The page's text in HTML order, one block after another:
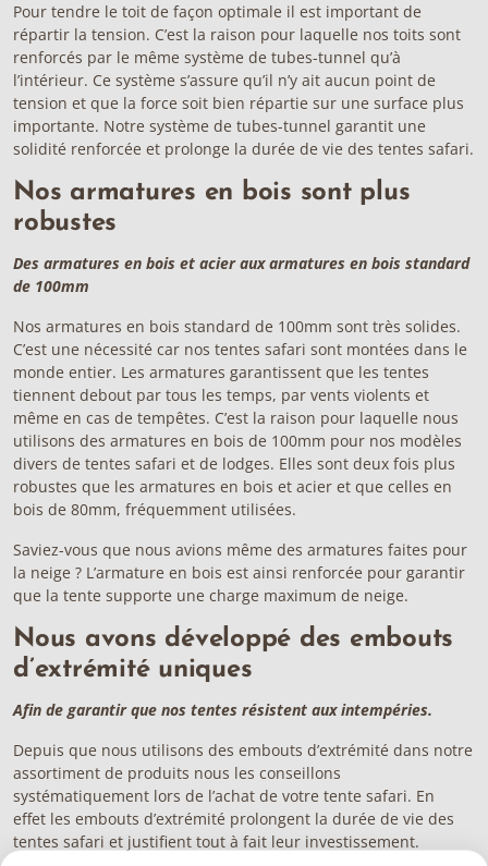
Pour tendre le toit de façon optimale il est important de
répartir la tension. C’est la raison pour laquelle nos toits sont
renforcés par le même système de tubes-tunnel qu’à
l’intérieur. Ce système s’assure qu’il n’y ait aucun point de
tension et que la force soit bien répartie sur une surface plus
importante. Notre système de tubes-tunnel garantit une
solidité renforcée et prolonge la durée de vie des tentes safari.
Nos armatures en bois sont plus
robustes
Des armatures en bois et acier aux armatures en bois standard
de 100mm
Nos armatures en bois standard de 100mm sont très solides.
C’est une nécessité car nos tentes safari sont montées dans le
monde entier. Les armatures garantissent que les tentes
tiennent debout par tous les temps, par vents violents et
même en cas de tempêtes. C’est la raison pour laquelle nous
utilisons des armatures en bois de 100mm pour nos modèles
divers de tentes safari et de lodges. Elles sont deux fois plus
robustes que les armatures en bois et acier et que celles en
bois de 80mm, fréquemment utilisées.
Saviez-vous que nous avions même des armatures faites pour
la neige ? L’armature en bois est ainsi renforcée pour garantir
que la tente supporte une charge maximum de neige.
Nous avons développé des embouts
d’extrémité uniques
Afin de garantir que nos tentes résistent aux intempéries.
Depuis que nous utilisons des embouts d’extrémité dans notre
assortiment de produits nous les conseillons
systématiquement lors de l’achat de votre tente safari. En
effet les embouts d’extrémité prolongent la durée de vie des
tentes safari et justifient tout à fait leur investissement.